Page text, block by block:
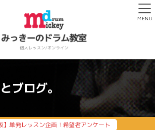
ブログ。
】単発レッスン企画！希望者アンケート
MENU